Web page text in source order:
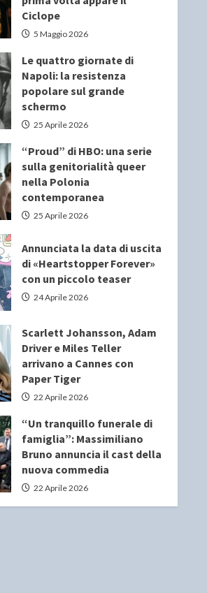
Ciclope
5 Maggio 2026
Le quattro giornate di
Napoli: la resistenza
popolare sul grande
schermo
25 Aprile 2026
“Proud” di HBO: una serie
sulla genitorialità queer
nella Polonia
contemporanea
25 Aprile 2026
Annunciata la data di uscita
di «Heartstopper Forever»
con un piccolo teaser
24 Aprile 2026
Scarlett Johansson, Adam
Driver e Miles Teller
arrivano a Cannes con
Paper Tiger
22 Aprile 2026
“Un tranquillo funerale di
famiglia”: Massimiliano
Bruno annuncia il cast della
nuova commedia
22 Aprile 2026